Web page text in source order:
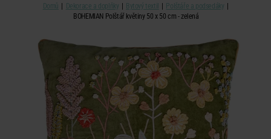
Domů Dekorace a doplňky Bytový textil
Polštáře a podsedáky
BOHEMIAN Polštář květiny 50 x 50 cm - zelená